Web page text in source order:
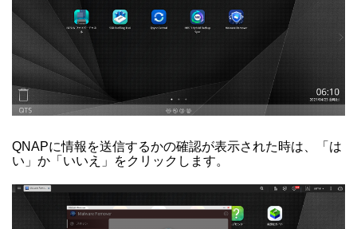
QNAPに情報を送信するかの確認が表示された時は、「は
い」か「いいえ」をクリックします。